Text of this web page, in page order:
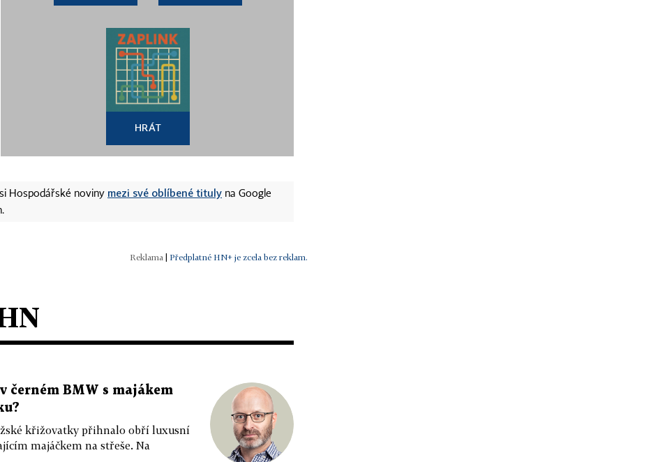
HRÁT
Hospodářské noviny mezi své oblíbené tituly na Google
| Předplatné HN+ je zcela bez reklam.
černém BMW s majákem
křižovatky přihnalo obří luxusní
majáčkem na střeše. Na